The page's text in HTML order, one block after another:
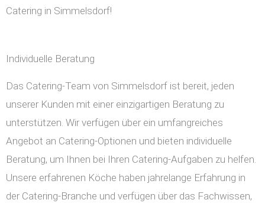
Catering in Simmelsdorf!
Individuelle Beratung
Das Catering-Team von Simmelsdorf ist bereit, jeden
unserer Kunden mit einer einzigartigen Beratung zu
unterstützen. Wir verfügen über ein umfangreiches
Angebot an Catering-Optionen und bieten individuelle
Beratung, um Ihnen bei Ihren Catering-Aufgaben zu helfen.
Unsere erfahrenen Köche haben jahrelange Erfahrung in
der Catering-Branche und verfügen über das Fachwissen,